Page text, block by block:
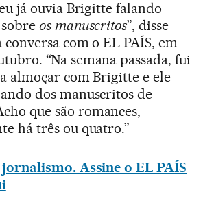
já ouvia Brigitte falando
os manuscritos”, disse
com o EL PAÍS, em
“Na semana passada, fui
almoçar com Brigitte e ele
dos manuscritos de
que são romances,
há três ou quatro.”
Assine o EL PAÍS